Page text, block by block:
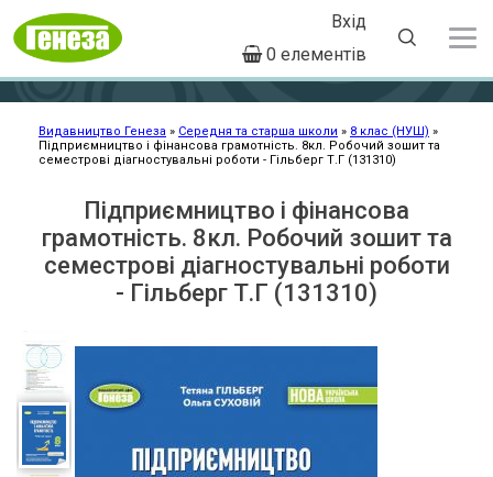
основного
вмісту
User
account
menu
Вхід
0 елементів
Рядок
навіґації
Видавництво Генеза Середня та старша школи
8 клас (НУШ)
Підприємництво і фінансова грамотність. 8кл. Робочий зошит та
семестрові діагностувальні роботи - Гільберг Т.Г (131310)
Підприємництво і фінансова
грамотність. 8кл. Робочий зошит та
семестрові діагностувальні роботи
- Гільберг Т.Г (131310)